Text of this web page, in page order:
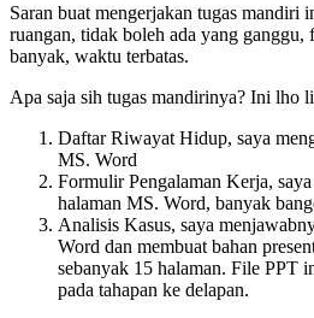
Saran buat mengerjakan tugas mandiri
ruangan, tidak boleh ada yang ganggu,
banyak, waktu terbatas.
Apa saja sih tugas mandirinya? Ini lho
Daftar Riwayat Hidup, saya
MS. Word
Formulir Pengalaman Kerja,
halaman MS. Word, banyak
Analisis Kasus, saya
Word dan membuat bahan
sebanyak 15 halaman. File PPT
pada tahapan ke delapan.